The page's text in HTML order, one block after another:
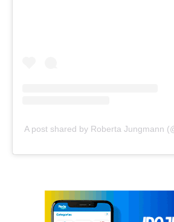
A post shared by Roberta Jungmann